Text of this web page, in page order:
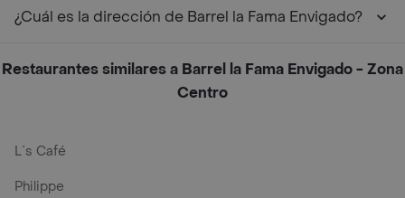
¿Cuál es la dirección de Barrel la Fama Envigado?
Restaurantes similares a Barrel la Fama Envigado - Zona
Centro
L´s Café
Philippe